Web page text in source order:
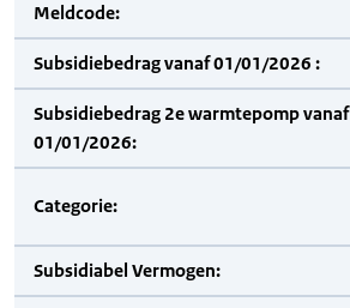
Meldcode:
Subsidiebedrag vanaf 01/01/2026 :
Subsidiebedrag 2e warmtepomp vanaf
01/01/2026:
Categorie:
Subsidiabel Vermogen: